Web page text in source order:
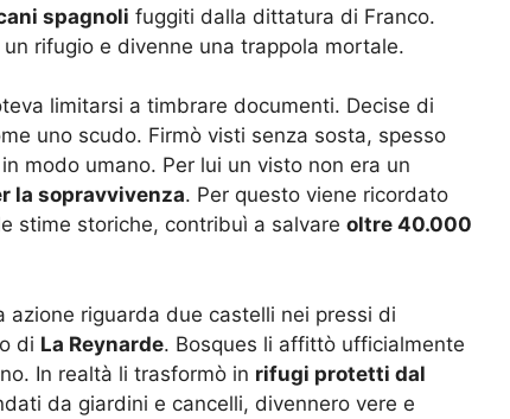
spagnoli fuggiti dalla dittatura di Franco.
rifugio e divenne una trappola mortale.
limitarsi a timbrare documenti. Decise di
uno scudo. Firmò visti senza sosta, spesso
modo umano. Per lui un visto non era un
la sopravvivenza. Per questo viene ricordato
stime storiche, contribuì a salvare oltre 40.000
riguarda due castelli nei pressi di
di La Reynarde. Bosques li affittò ufficialmente
In realtà li trasformò in rifugi protetti dal
da giardini e cancelli, divennero vere e